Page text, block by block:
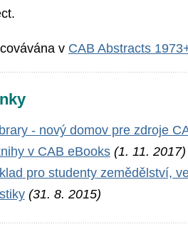
v CAB Abstracts
- nový domov pre zdroje
v CAB eBooks (1. 11. 2017)
pro studenty zemědělství,
(31. 8. 2015)